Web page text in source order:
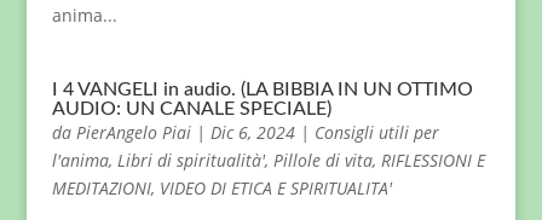
anima...
I 4 VANGELI in audio. (LA BIBBIA IN UN OTTIMO
AUDIO: UN CANALE SPECIALE)
da PierAngelo Piai| Dic 6, 2024| Consigli utili per
l'anima, Libri di spiritualità', Pillole di vita, RIFLESSIONI E
MEDITAZIONI, VIDEO DI ETICA E SPIRITUALITA'